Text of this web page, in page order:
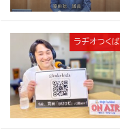
ラヂオつくば